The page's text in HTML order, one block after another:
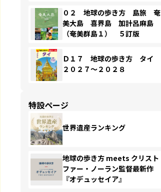
０２ 地球の歩き方 島旅 奄
美大島 喜界島 加計呂麻島
（奄美群島１） ５訂版
Ｄ１７ 地球の歩き方 タイ
２０２７～２０２８
特設ページ
世界遺産ランキング
地球の歩き方 meets クリスト
ファー・ノーラン監督最新作
『オデュッセイア』